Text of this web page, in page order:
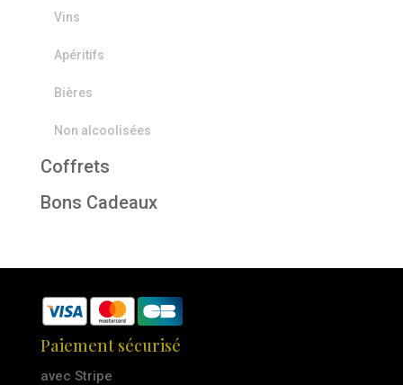
Vins
Apéritifs
Bières
Non alcoolisées
Coffrets
Bons Cadeaux
Paiement sécurisé
avec Stripe